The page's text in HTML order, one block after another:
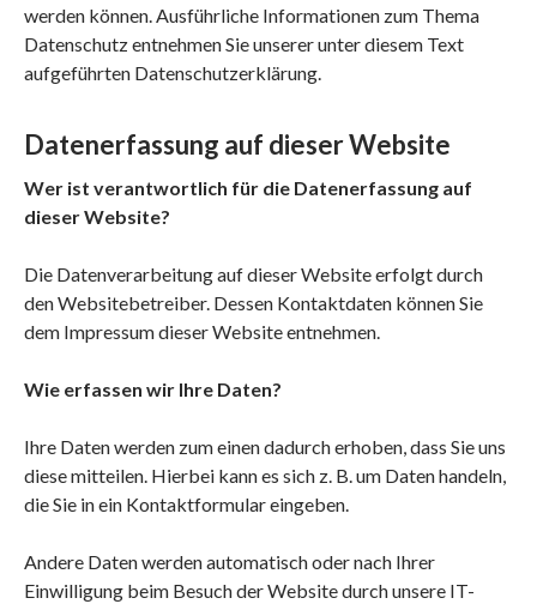
werden können. Ausführliche Informationen zum Thema
Datenschutz entnehmen Sie unserer unter diesem Text
aufgeführten Datenschutzerklärung.
Datenerfassung auf dieser Website
Wer ist verantwortlich für die Datenerfassung auf
dieser Website?
Die Datenverarbeitung auf dieser Website erfolgt durch
den Websitebetreiber. Dessen Kontaktdaten können Sie
dem Impressum dieser Website entnehmen.
Wie erfassen wir Ihre Daten?
Ihre Daten werden zum einen dadurch erhoben, dass Sie uns
diese mitteilen. Hierbei kann es sich z. B. um Daten handeln,
die Sie in ein Kontaktformular eingeben.
Andere Daten werden automatisch oder nach Ihrer
Einwilligung beim Besuch der Website durch unsere IT-